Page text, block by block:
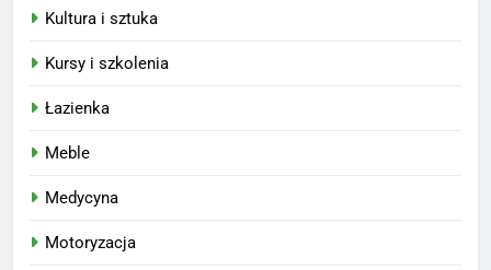
Kultura i sztuka
Kursy i szkolenia
Łazienka
Meble
Medycyna
Motoryzacja